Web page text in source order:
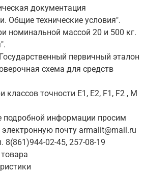
документация
Общие технические условия".
номинальной массой 20 и 500 кг.
первичный эталон
схема для средств
точности Е1, Е2, F1, F2 , М
подробной информации просим
почту armalit@mail.ru
8(861)944-02-45, 257-08-19